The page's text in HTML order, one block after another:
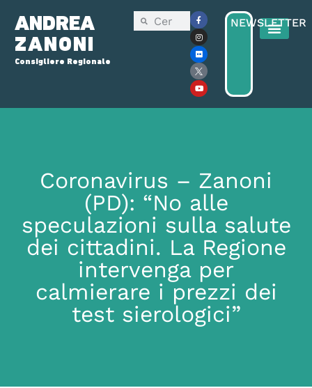
ANDREA
ZANONI
Consigliere Regionale
NEWSLETTER
Coronavirus – Zanoni
(PD): “No alle
speculazioni sulla salute
dei cittadini. La Regione
intervenga per
calmierare i prezzi dei
test sierologici”